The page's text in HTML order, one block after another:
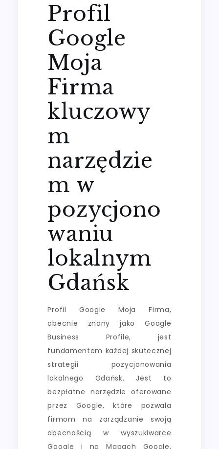
Profil
Google
Moja
Firma
kluczowy
m
narzędzie
m w
pozycjono
waniu
lokalnym
Gdańsk
Profil Google Moja Firma,
obecnie znany jako Google
Business Profile, jest
fundamentem każdej skutecznej
strategii pozycjonowania
lokalnego Gdańsk. Jest to
bezpłatne narzędzie oferowane
przez Google, które pozwala
firmom na zarządzanie swoją
obecnością w wyszukiwarce
Google i na Mapach Google.